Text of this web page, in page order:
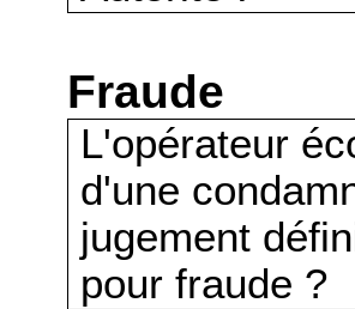
Fraude
L'opérateur
d'une
jugement
pour fraude ?